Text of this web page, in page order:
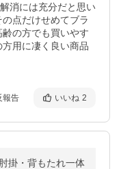
消には充分だと思い
点だけせめてブラ
の方でも買いやす
用に凄く良い商品
報告 いいね 2
掛・背もたれ一体